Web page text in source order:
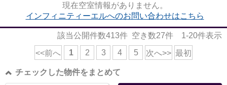
現在空室情報がありません。
インフィニティーエルへのお問い合わせはこちら
該当公開件数413件 空き数27件 1-20件表示
<<前へ 1 2 3 4 5 次へ>> 最初
チェックした物件をまとめて